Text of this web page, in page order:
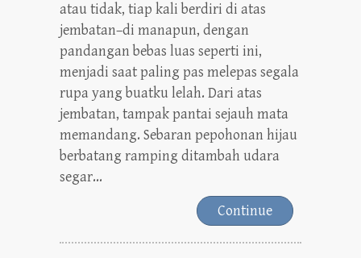
atau tidak, tiap kali berdiri di atas
jembatan–di manapun, dengan
pandangan bebas luas seperti ini,
menjadi saat paling pas melepas segala
rupa yang buatku lelah. Dari atas
jembatan, tampak pantai sejauh mata
memandang. Sebaran pepohonan hijau
berbatang ramping ditambah udara
segar...
Continue